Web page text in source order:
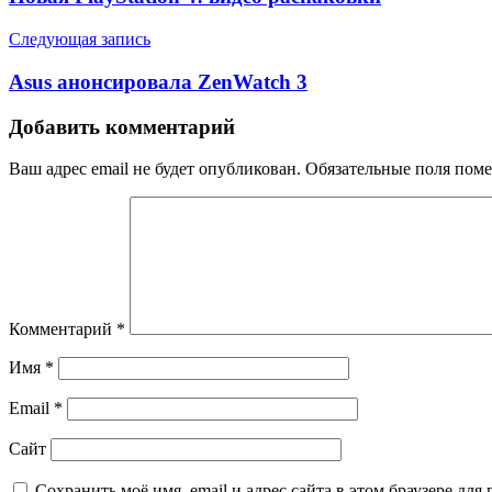
Следующая запись
Asus анонсировала ZenWatch 3
Добавить комментарий
Ваш адрес email не будет опубликован. Обязательные поля
Комментарий *
Имя *
Email *
Сайт